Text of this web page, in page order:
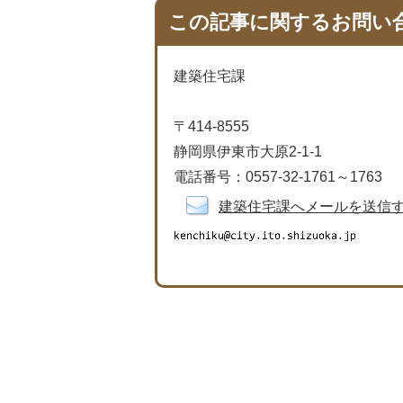
この記事に関するお問い
建築住宅課
〒414-8555
静岡県伊東市大原2-1-1
電話番号：0557-32-1761～1763
建築住宅課へメールを送信